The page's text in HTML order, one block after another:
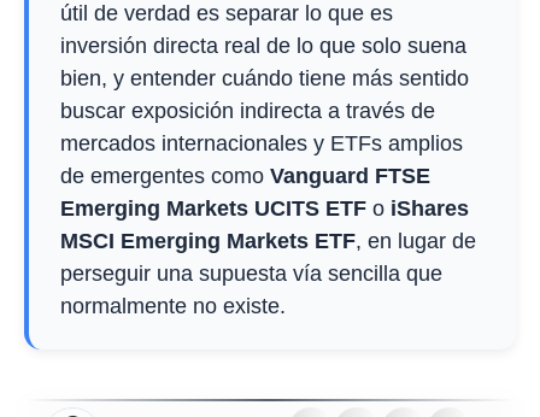
útil de verdad es separar lo que es
inversión directa real de lo que solo suena
bien, y entender cuándo tiene más sentido
buscar exposición indirecta a través de
mercados internacionales y ETFs amplios
de emergentes como Vanguard FTSE
Emerging Markets UCITS ETF o iShares
MSCI Emerging Markets ETF, en lugar de
perseguir una supuesta vía sencilla que
normalmente no existe.